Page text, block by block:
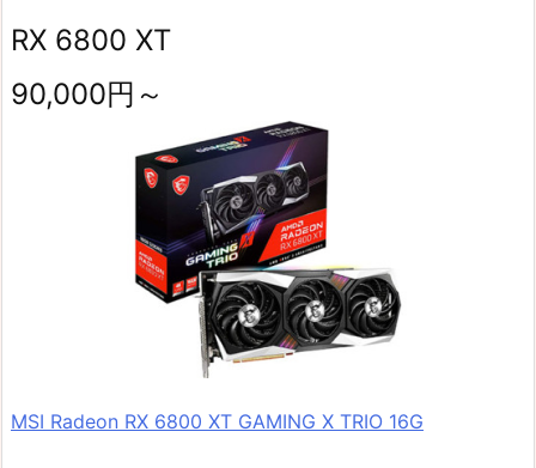
RX 6800 XT
90,000円～
MSI Radeon RX 6800 XT GAMING X TRIO 16G